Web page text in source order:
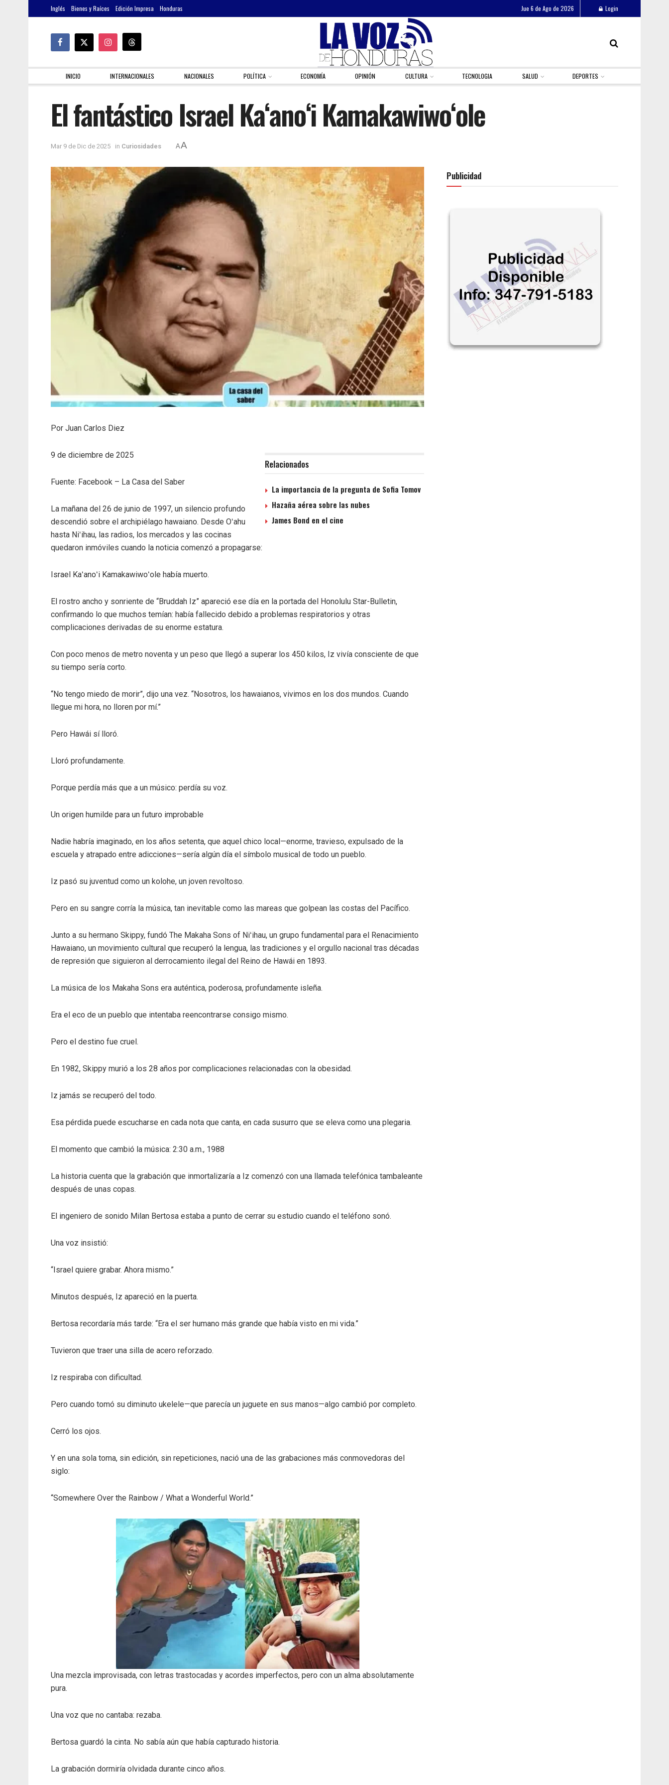
Inglés Bienes y Raíces Edición Impresa Honduras Jue 6 de Ago de 2026 Login
INICIO INTERNACIONALES NACIONALES POLÍTICA ECONOMÍA OPINIÓN CULTURA TECNOLOGIA SALUD DEPORTES
El fantástico Israel Kaʻanoʻi Kamakawiwoʻole
Mar 9 de Dic de 2025 in Curiosidades AA
Por Juan Carlos Diez
Relacionados
La importancia de la pregunta de Sofia Tomov
Hazaña aérea sobre las nubes
James Bond en el cine
9 de diciembre de 2025
Fuente: Facebook – La Casa del Saber
La mañana del 26 de junio de 1997, un silencio profundo
descendió sobre el archipiélago hawaiano. Desde Oʻahu
hasta Niʻihau, las radios, los mercados y las cocinas
quedaron inmóviles cuando la noticia comenzó a propagarse:
Israel Kaʻanoʻi Kamakawiwoʻole había muerto.
El rostro ancho y sonriente de “Bruddah Iz” apareció ese día en la portada del Honolulu Star-Bulletin,
confirmando lo que muchos temían: había fallecido debido a problemas respiratorios y otras
complicaciones derivadas de su enorme estatura.
Con poco menos de metro noventa y un peso que llegó a superar los 450 kilos, Iz vivía consciente de que
su tiempo sería corto.
“No tengo miedo de morir”, dijo una vez. “Nosotros, los hawaianos, vivimos en los dos mundos. Cuando
llegue mi hora, no lloren por mí.”
Pero Hawái sí lloró.
Lloró profundamente.
Porque perdía más que a un músico: perdía su voz.
Un origen humilde para un futuro improbable
Nadie habría imaginado, en los años setenta, que aquel chico local—enorme, travieso, expulsado de la
escuela y atrapado entre adicciones—sería algún día el símbolo musical de todo un pueblo.
Iz pasó su juventud como un kolohe, un joven revoltoso.
Pero en su sangre corría la música, tan inevitable como las mareas que golpean las costas del Pacífico.
Junto a su hermano Skippy, fundó The Makaha Sons of Niʻihau, un grupo fundamental para el Renacimiento
Hawaiano, un movimiento cultural que recuperó la lengua, las tradiciones y el orgullo nacional tras décadas
de represión que siguieron al derrocamiento ilegal del Reino de Hawái en 1893.
La música de los Makaha Sons era auténtica, poderosa, profundamente isleña.
Era el eco de un pueblo que intentaba reencontrarse consigo mismo.
Pero el destino fue cruel.
En 1982, Skippy murió a los 28 años por complicaciones relacionadas con la obesidad.
Iz jamás se recuperó del todo.
Esa pérdida puede escucharse en cada nota que canta, en cada susurro que se eleva como una plegaria.
El momento que cambió la música: 2:30 a.m., 1988
La historia cuenta que la grabación que inmortalizaría a Iz comenzó con una llamada telefónica tambaleante
después de unas copas.
El ingeniero de sonido Milan Bertosa estaba a punto de cerrar su estudio cuando el teléfono sonó.
Una voz insistió:
“Israel quiere grabar. Ahora mismo.”
Minutos después, Iz apareció en la puerta.
Bertosa recordaría más tarde: “Era el ser humano más grande que había visto en mi vida.”
Tuvieron que traer una silla de acero reforzado.
Iz respiraba con dificultad.
Pero cuando tomó su diminuto ukelele—que parecía un juguete en sus manos—algo cambió por completo.
Cerró los ojos.
Y en una sola toma, sin edición, sin repeticiones, nació una de las grabaciones más conmovedoras del
siglo:
“Somewhere Over the Rainbow / What a Wonderful World.”
Una mezcla improvisada, con letras trastocadas y acordes imperfectos, pero con un alma absolutamente
pura.
Una voz que no cantaba: rezaba.
Bertosa guardó la cinta. No sabía aún que había capturado historia.
La grabación dormiría olvidada durante cinco años.
Publicidad